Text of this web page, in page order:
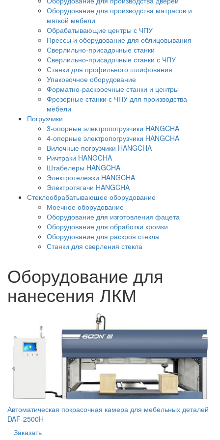
Оборудование для производства матрасов и
мягкой мебели
Обрабатывающие центры с ЧПУ
Прессы и оборудование для облицовывания
Сверлильно-присадочные станки
Сверлильно-присадочные станки с ЧПУ
Станки для профильного шлифования
Упаковочное оборудование
Форматно-раскроечные станки и центры
Фрезерные станки с ЧПУ для производства
мебели
Погрузчики
3-опорные электропогрузчики HANGCHA
4-опорные электропогрузчики HANGCHA
Вилочные погрузчики HANGCHA
Ричтраки HANGCHA
Штабелеры HANGCHA
Электротележки HANGCHA
Электротягачи HANGCHA
Стеклообрабатывающее оборудование
Моечное оборудование
Оборудование для изготовления фацета
Оборудование для обработки кромки
Оборудование для раскроя стекла
Станки для сверления стекла
Оборудование для
нанесения ЛКМ
Автоматическая покрасочная камера для мебельных деталей
DAF-2500H
Заказать